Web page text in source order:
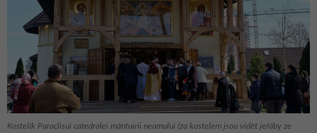
Kostelík Paraclisui catedralei māntuirii neamului (za kostelem jsou vidět jeřáby ze